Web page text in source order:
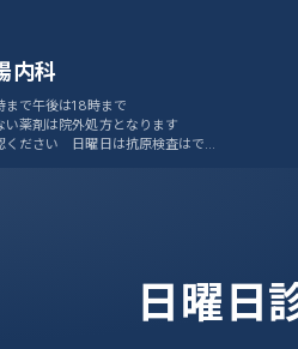
内科
で午後は18時まで
薬剤は院外処方となります
ださい 日曜日は抗原検査はでき
日曜日